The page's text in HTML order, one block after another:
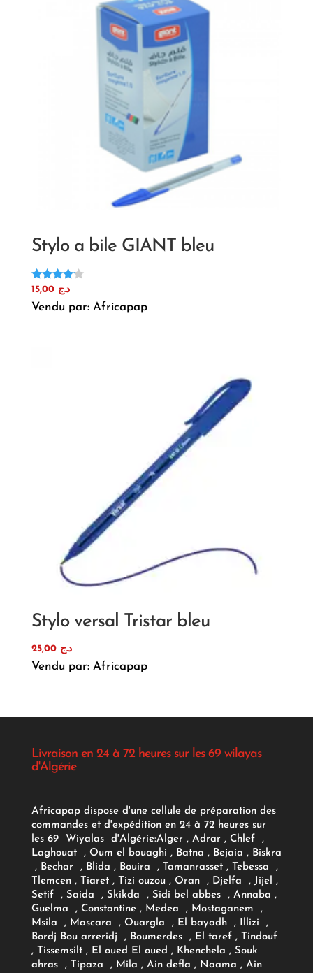
Stylo a bile GIANT bleu
Note
sur 5
د.ج 15,00
Vendu par: Africapap
Stylo versal Tristar bleu
د.ج 25,00
Vendu par: Africapap
Livraison en 24 à 72 heures sur les 69 wilayas
d'Algérie
Africapap dispose d'une cellule de préparation des
commandes et d'expédition en 24 à 72 heures sur
les 69 Wiyalas d'Algérie:Alger , Adrar, Chlef ,
Laghouat , Oum el bouaghi , Batna , Bejaia , Biskra
, Bechar , Blida , Bouira , Tamanrasset , Tebessa ,
Tlemcen , Tiaret , Tizi ouzou , Oran , Djelfa , Jijel ,
Setif , Saida , Skikda , Sidi bel abbes , Annaba ,
Guelma , Constantine , Medea , Mostaganem ,
Msila , Mascara , Ouargla , El bayadh , Illizi ,
Bordj Bou arreridj , Boumerdes , El taref , Tindouf
, Tissemsilt , El oued El oued , Khenchela , Souk
ahras , Tipaza , Mila , Ain defla , Naama , Ain